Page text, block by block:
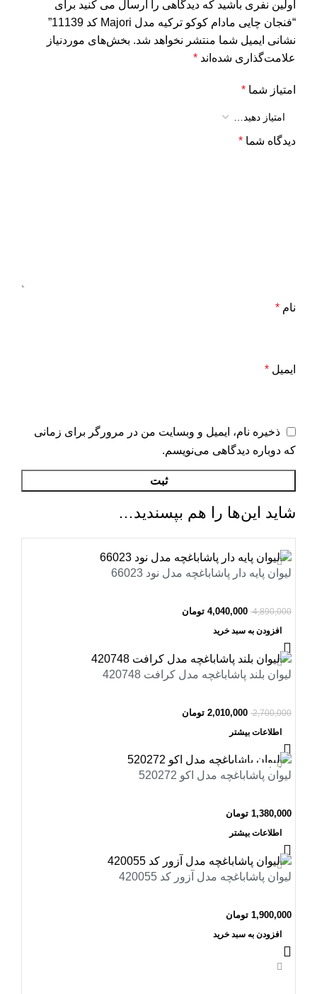
اولین نفری باشید که دیدگاهی را ارسال می کنید برای
“فنجان چایی مادام کوکو ترکیه مدل Majori کد 11139”
نشانی ایمیل شما منتشر نخواهد شد. بخش‌های موردنیاز
علامت‌گذاری شده‌اند *
امتیاز شما *
دیدگاه شما *
نام *
ایمیل *
ذخیره نام، ایمیل و وبسایت من در مرورگر برای زمانی
که دوباره دیدگاهی می‌نویسم.
شاید این‌ها را هم بپسندید…
-17%
لیوان پایه دار پاشاباغچه مدل نود 66023
4,890,000
4,040,000 تومان
افزودن به سبد خرید
-26%
لیوان بلند پاشاباغچه مدل کرافت 420748
2,700,000
2,010,000 تومان
اطلاعات بیشتر
اتمام موجودی
لیوان پاشاباغچه مدل اکو 520272
1,380,000 تومان
اطلاعات بیشتر
لیوان پاشاباغچه مدل آزور کد 420055
1,900,000 تومان
افزودن به سبد خرید